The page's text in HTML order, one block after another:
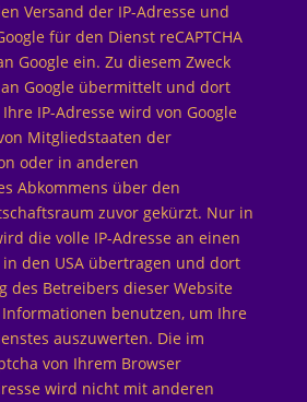
Versand der IP-Adresse und
für den Dienst reCAPTCHA
Google ein. Zu diesem Zweck
Google übermittelt und dort
IP-Adresse wird von Google
Mitgliedstaaten der
oder in anderen
Abkommens über den
zuvor gekürzt. Nur in
die volle IP-Adresse an einen
in den USA übertragen und dort
des Betreibers dieser Website
benutzen, um Ihre
auszuwerten. Die im
von Ihrem Browser
wird nicht mit anderen